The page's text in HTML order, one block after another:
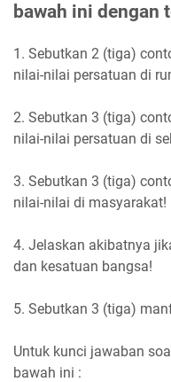
bawah ini dengan
1. Sebutkan 2 (tiga)
nilai-nilai persatuan di
2. Sebutkan 3 (tiga)
nilai-nilai persatuan di
3. Sebutkan 3 (tiga)
nilai-nilai di masyarakat!
4. Jelaskan akibatnya
dan kesatuan bangsa!
5. Sebutkan 3 (tiga)
Untuk kunci jawaban
bawah ini :